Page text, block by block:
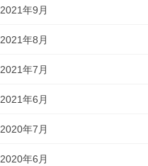
2021年9月
2021年8月
2021年7月
2021年6月
2020年7月
2020年6月